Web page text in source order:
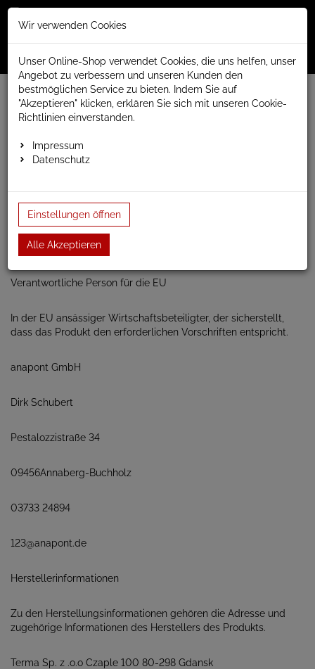
Menü
www.anapont.eu
Badheizkörper
Paneel- und Röhrenheizkörper
PLC
Baubreiten: 263/463/663 und 1600mm
Verantwortliche Person für die EU
In der EU ansässiger Wirtschaftsbeteiligter, der sicherstellt,
dass das Produkt den erforderlichen Vorschriften entspricht.
anapont GmbH
Dirk Schubert
Pestalozzistraße 34
09456Annaberg-Buchholz
03733 24894
123@anapont.de
Herstellerinformationen
Zu den Herstellungsinformationen gehören die Adresse und
zugehörige Informationen des Herstellers des Produkts.
Terma Sp. z .o.o Czaple 100 80-298 Gdansk
Wir verwenden Cookies
Unser Online-Shop verwendet Cookies, die uns helfen, unser
Angebot zu verbessern und unseren Kunden den
bestmöglichen Service zu bieten. Indem Sie auf
"Akzeptieren" klicken, erklären Sie sich mit unseren Cookie-
Richtlinien einverstanden.
Impressum
Datenschutz
Einstellungen öffnen
Alle Akzeptieren